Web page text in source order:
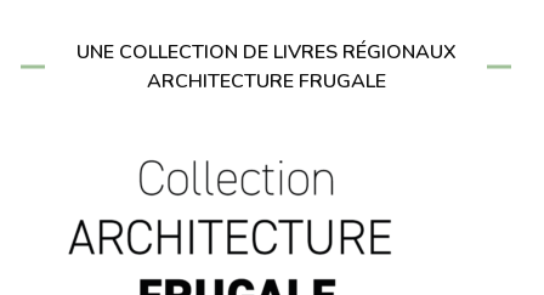
UNE COLLECTION DE LIVRES RÉGIONAUX
ARCHITECTURE FRUGALE